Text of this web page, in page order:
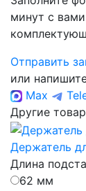
минут с
Отправить
или
Max
Другие
Держатель
Длина
62 мм